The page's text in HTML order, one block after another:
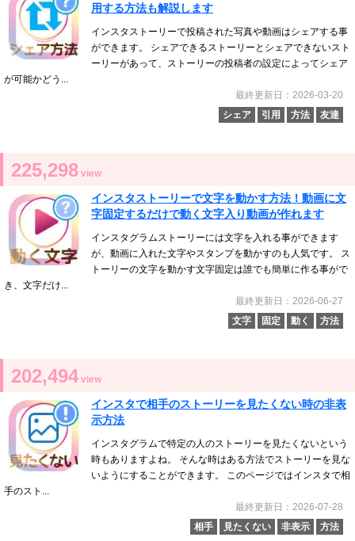
用する方法も解説します
インスタストーリーで投稿された写真や動画はシェアする事
ができます。 シェアできるストーリーとシェアできないスト
ーリーがあって、ストーリーの投稿者の設定によってシェア
が可能かどう...
最終更新日：2026-03-20
シェア
引用 方法 友達
225,298 view
インスタストーリーで文字を動かす方法！動画に文
字固定するだけで動く文字入り動画が作れます
インスタグラムストーリーには文字を入れる事ができます
が、動画に入れた文字やスタンプを動かすのも人気です。 ス
トーリーの文字を動かす文字固定は誰でも簡単に作る事がで
き、文字だけ...
最終更新日：2026-06-27
文字
固定 動く 方法
202,494 view
インスタで相手のストーリーを見たくない時の非表
示方法
インスタグラムで特定の人のストーリーを見たくないという
時もありますよね。 そんな時はある方法でストーリーを見な
いようにすることができます。 このページではインスタで相
手のスト...
最終更新日：2026-07-28
相手
見たくない 非表示 方法